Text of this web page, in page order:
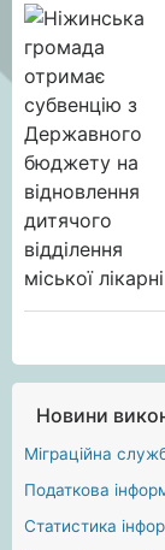
Новини
Міграційна
Податкова
Статистика